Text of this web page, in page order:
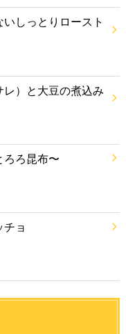
しっとりロースト
）と大豆の煮込み
ろろ昆布〜
チョ